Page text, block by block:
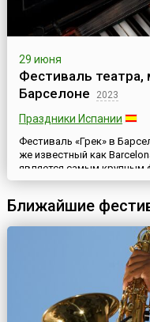
29 июня
Фестиваль театра,
Барселоне
2023
Праздники Испании
Фестиваль «Грек» в
же известный как
является самым крупным
значительных
театра, музыки и танца.
Ближайшие